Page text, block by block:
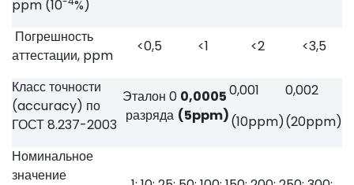
ppm (10
%)
Погрешность
аттестации, ppm
<0,5 <1 <2 <3,5
Класс точности
(accuracy) по
ГОСТ 8.237-2003
Эталон 0
разряда
0,0005
(5ppm)
0,001
(10ppm)
0,002
(20ppm)
Номинальное
значение